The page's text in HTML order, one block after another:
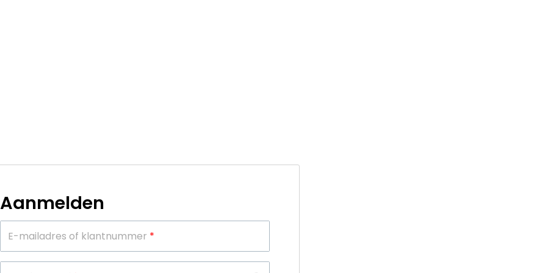
Aanmelden
E-mailadres of klantnummer *